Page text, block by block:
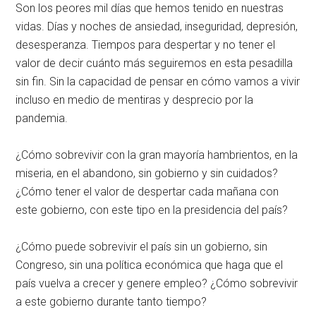
Son los peores mil días que hemos tenido en nuestras
vidas. Días y noches de ansiedad, inseguridad, depresión,
desesperanza. Tiempos para despertar y no tener el
valor de decir cuánto más seguiremos en esta pesadilla
sin fin. Sin la capacidad de pensar en cómo vamos a vivir
incluso en medio de mentiras y desprecio por la
pandemia.
¿Cómo sobrevivir con la gran mayoría hambrientos, en la
miseria, en el abandono, sin gobierno y sin cuidados?
¿Cómo tener el valor de despertar cada mañana con
este gobierno, con este tipo en la presidencia del país?
¿Cómo puede sobrevivir el país sin un gobierno, sin
Congreso, sin una política económica que haga que el
país vuelva a crecer y genere empleo? ¿Cómo sobrevivir
a este gobierno durante tanto tiempo?